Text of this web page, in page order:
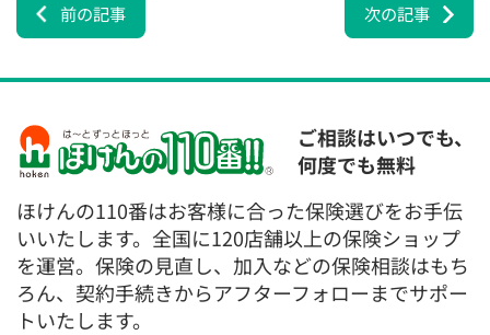
前の記事 次の記事
ご相談はいつでも、
何度でも無料
ほけんの110番はお客様に合った保険選びをお手伝
いいたします。全国に120店舗以上の保険ショップ
を運営。保険の見直し、加入などの保険相談はもち
ろん、契約手続きからアフターフォローまでサポー
トいたします。